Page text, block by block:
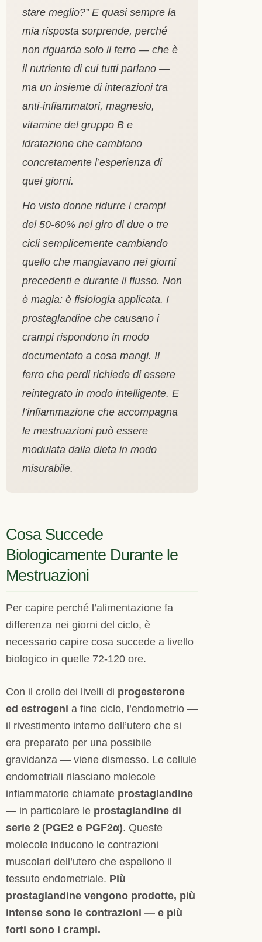
stare meglio?” E quasi sempre la
mia risposta sorprende, perché
non riguarda solo il ferro — che è
il nutriente di cui tutti parlano —
ma un insieme di interazioni tra
anti-infiammatori, magnesio,
vitamine del gruppo B e
idratazione che cambiano
concretamente l’esperienza di
quei giorni.
Ho visto donne ridurre i crampi
del 50-60% nel giro di due o tre
cicli semplicemente cambiando
quello che mangiavano nei giorni
precedenti e durante il flusso. Non
è magia: è fisiologia applicata. I
prostaglandine che causano i
crampi rispondono in modo
documentato a cosa mangi. Il
ferro che perdi richiede di essere
reintegrato in modo intelligente. E
l’infiammazione che accompagna
le mestruazioni può essere
modulata dalla dieta in modo
misurabile.
Cosa Succede
Biologicamente Durante le
Mestruazioni
Per capire perché l’alimentazione fa
differenza nei giorni del ciclo, è
necessario capire cosa succede a livello
biologico in quelle 72-120 ore.
Con il crollo dei livelli di progesterone
ed estrogeni a fine ciclo, l’endometrio —
il rivestimento interno dell’utero che si
era preparato per una possibile
gravidanza — viene dismesso. Le cellule
endometriali rilasciano molecole
infiammatorie chiamate prostaglandine
— in particolare le prostaglandine di
serie 2 (PGE2 e PGF2α). Queste
molecole inducono le contrazioni
muscolari dell’utero che espellono il
tessuto endometriale. Più
prostaglandine vengono prodotte, più
intense sono le contrazioni — e più
forti sono i crampi.